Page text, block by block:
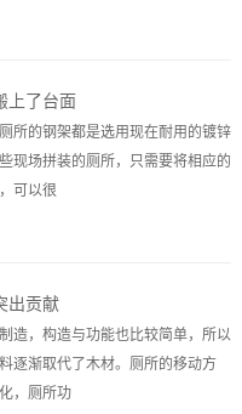
上了台面
所的钢架都是选用现在耐用的镀锌
现场拼装的厕所，只需要将相应的
可以很
出贡献
造，构造与功能也比较简单，所以
逐渐取代了木材。厕所的移动方
，厕所功